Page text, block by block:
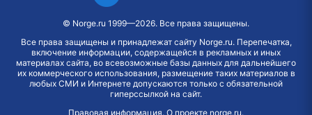
© Norge.ru 1999—2026. Все права защищены.
Все права защищены и принадлежат сайту Norge.ru. Перепечатка,
включение информации, содержащейся в рекламных и иных
материалах сайта, во всевозможные базы данных для дальнейшего
их коммерческого использования, размещение таких материалов в
любых СМИ и Интернете допускаются только с обязательной
гиперссылкой на сайт.
Правовая информация. О проекте norge.ru.